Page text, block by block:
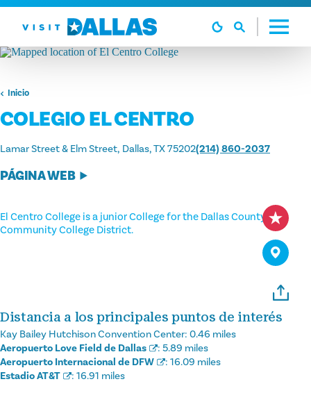
Ir al contenido
Inicio
COLEGIO EL CENTRO
Lamar Street & Elm Street Dallas, TX 75202(214) 860-2037
PÁGINA WEB
El Centro College is a junior College for the Dallas County
Community College District.
Distancia a los principales puntos de interés
Kay Bailey Hutchison Convention Center: 0.46 miles
Aeropuerto Love Field de Dallas
: 5.89 miles
Aeropuerto Internacional de DFW
: 16.09 miles
Estadio AT&T
: 16.91 miles